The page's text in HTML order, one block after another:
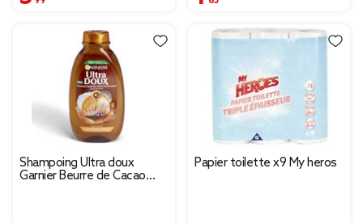
Shampoing Ultra doux
Garnier Beurre de Cacao
Papier toilette x9 My heros